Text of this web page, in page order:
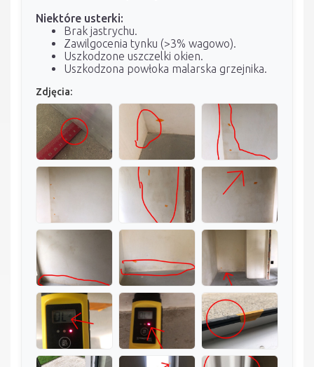
Niektóre usterki:
Brak jastrychu.
Zawilgocenia tynku (>3% wagowo).
Uszkodzone uszczelki okien.
Uszkodzona powłoka malarska grzejnika.
Zdjęcia: